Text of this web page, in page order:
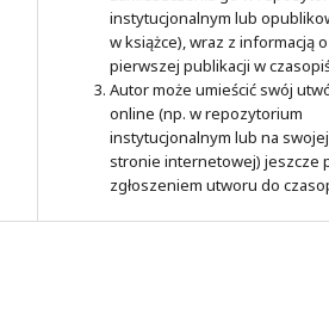
instytucjonalnym lub
w książce), wraz z informacją
pierwszej publikacji w
Autor może umieścić swój
online (np. w repozytorium
instytucjonalnym lub na swojej
stronie internetowej) jeszcze
zgłoszeniem utworu do